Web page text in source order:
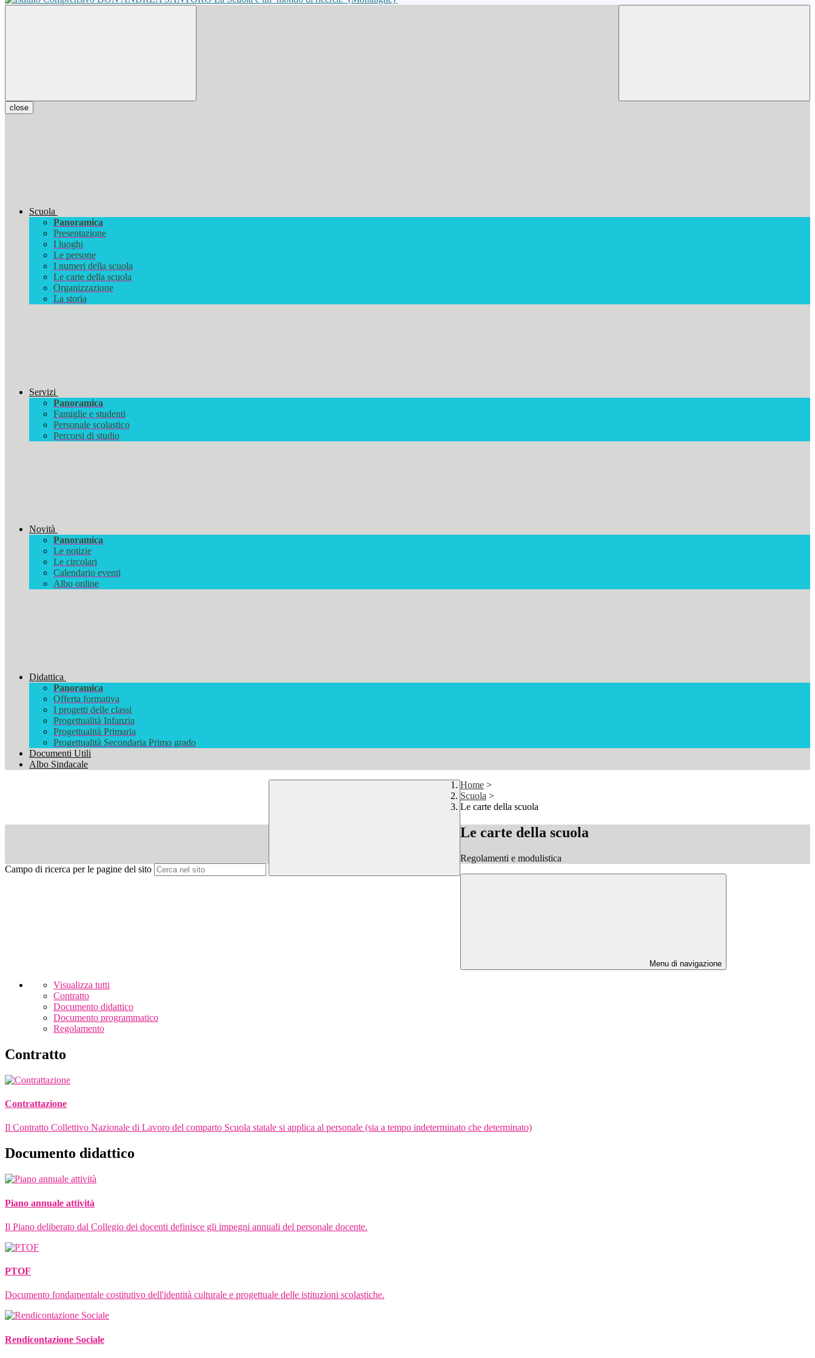
close
Scuola
Panoramica
Presentazione
I luoghi
Le persone
I numeri della scuola
Le carte della scuola
Organizzazione
La storia
Servizi
Panoramica
Famiglie e studenti
Personale scolastico
Percorsi di studio
Novità
Panoramica
Le notizie
Le circolari
Calendario eventi
Albo online
Didattica
Panoramica
Offerta formativa
I progetti delle classi
Progettualità Infanzia
Progettualità Primaria
Progettualità Secondaria Primo grado
Documenti Utili
Albo Sindacale
Campo di ricerca per le pagine del sito
Home >
Scuola >
Le carte della scuola
Le carte della scuola
Regolamenti e modulistica
Menu di navigazione
Visualizza tutti
Contratto
Documento didattico
Documento programmatico
Regolamento
Contratto
Contrattazione
Il Contratto Collettivo Nazionale di Lavoro del comparto Scuola statale si applica al personale (sia a tempo indeterminato che determinato)
Documento didattico
Piano annuale attività
Il Piano deliberato dal Collegio dei docenti definisce gli impegni annuali del personale docente.
PTOF
Documento fondamentale costitutivo dell'identità culturale e progettuale delle istituzioni scolastiche.
Rendicontazione Sociale